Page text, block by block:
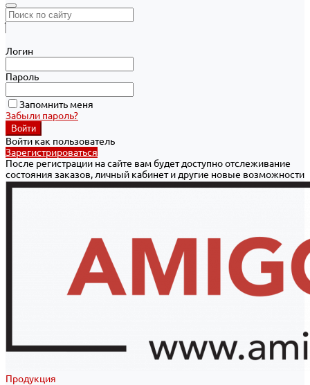
Логин
Пароль
Запомнить меня
Забыли пароль?
Войти как пользователь
Зарегистрироваться
После регистрации на сайте вам будет доступно отслеживание
состояния заказов, личный кабинет и другие новые возможности
Продукция